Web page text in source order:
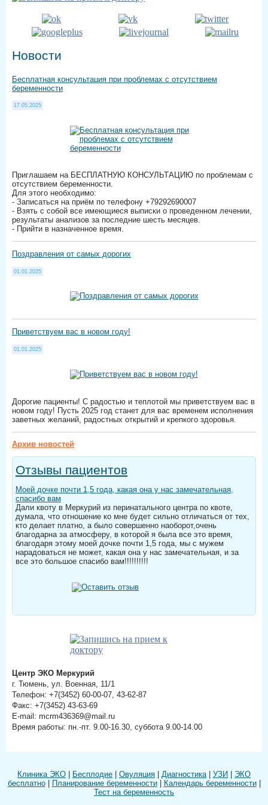
Новости
Бесплатная консультация при проблемах с отсутствием
беременности
17.05.2025
Приглашаем на БЕСПЛАТНУЮ КОНСУЛЬТАЦИЮ по проблемам с
отсутствием беременности.
Для этого необходимо:
- Записаться на приём по телефону +79292690007
- Взять с собой все имеющиеся выписки о проведенном лечении,
результаты анализов за последние шесть месяцев.
- Прийти в назначенное время.
Поздравления от самых дорогих
01.01.2025
Приветствуем вас в новом году!
01.01.2025
Дорогие пациенты! С радостью и теплотой мы приветствуем вас в
новом году! Пусть 2025 год станет для вас временем исполнения
заветных желаний, радостных открытий и крепкого здоровья.
Архив новостей
Отзывы пациентов
Моей дочке почти 1,5 года, какая она у нас замечательная,
спасибо вам
Дали квоту в Меркурий из перинатального центра по квоте,
думала, что отношение ко мне будет сильно отличаться от тех,
кто делает платно, а было совершенно наоборот,очень
благодарна за атмосферу, в которой я была все это время,
благодаря этому моей дочке почти 1,5 года, мы с мужем
нарадоваться не может, какая она у нас замечательная, и за
все это большое спасибо вам!!!!!!!!!!
Центр ЭКО Меркурий
г. Тюмень, ул. Военная, 11/1
Телефон: +7(3452) 60-00-07, 43-62-87
Факс: +7(3452) 43-63-69
E-mail: mcrm436369@mail.ru
Время работы: пн.-пт. 9.00-16.30, суббота 9.00-14.00
Клиника ЭКО | Бесплодие | Овуляция | Диагностика | УЗИ | ЭКО
бесплатно| Планирование беременности| Календарь беременности|
Тест на беременность